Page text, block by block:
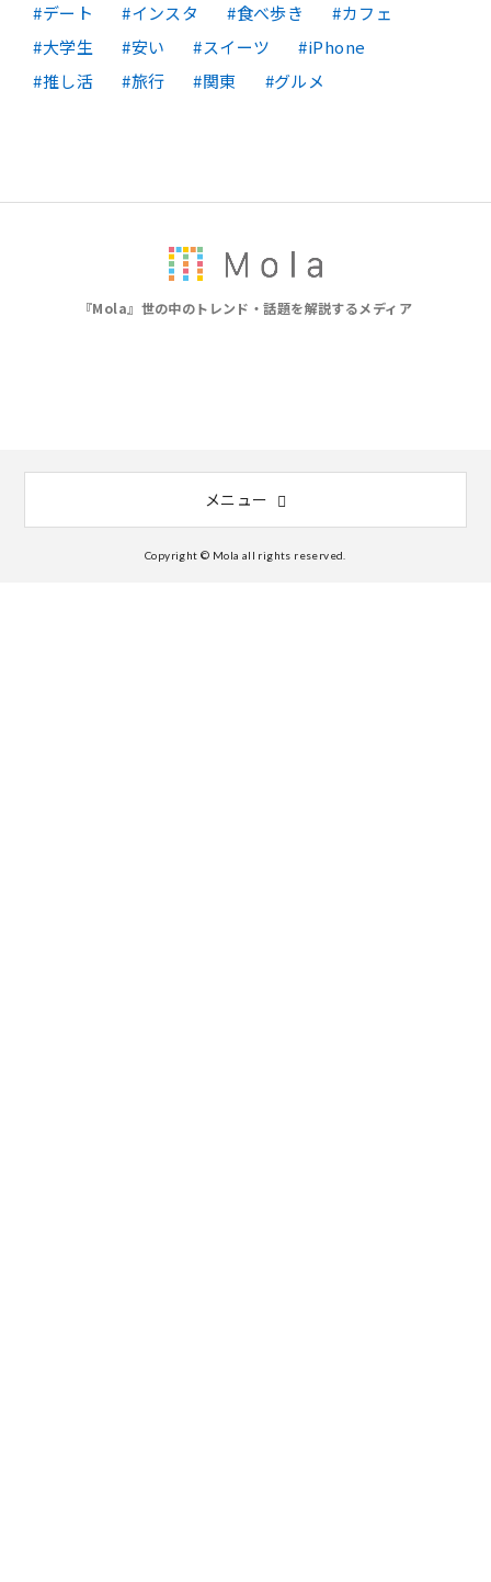
デート
インスタ 食べ歩き
カフェ
大学生
安い スイーツ
iPhone
推し活
旅行 関東 グルメ
『Mola』世の中のトレンド・話題を解説するメディア
メニュー
Copyright © Mola all rights reserved.